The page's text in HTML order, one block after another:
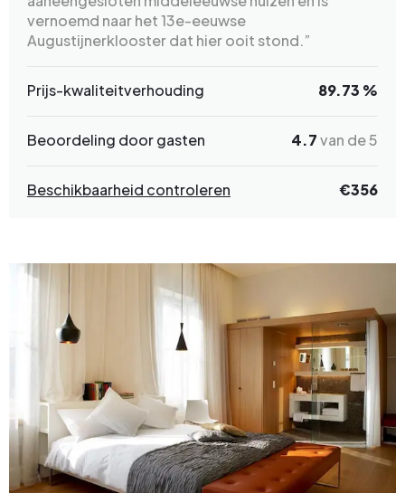
vernoemd naar het 13e-eeuwse
Augustijnerklooster dat hier ooit stond.”
Prijs-kwaliteitverhouding 89.73 %
Beoordeling door gasten 4.7van de 5
Beschikbaarheid controleren €356